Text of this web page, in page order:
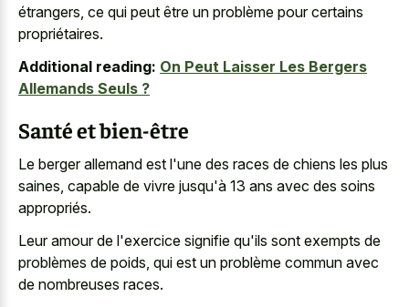
étrangers, ce qui peut être un problème pour certains
propriétaires.
Additional reading: On Peut Laisser Les Bergers
Allemands Seuls ?
Santé et bien-être
Le berger allemand est l'une des races de chiens les plus
saines, capable de vivre jusqu'à 13 ans avec des soins
appropriés.
Leur amour de l'exercice signifie qu'ils sont exempts de
problèmes de poids, qui est un problème commun avec
de nombreuses races.